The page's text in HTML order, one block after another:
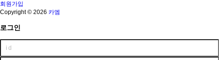
회원가입
Copyright © 2026 카엠
로그인